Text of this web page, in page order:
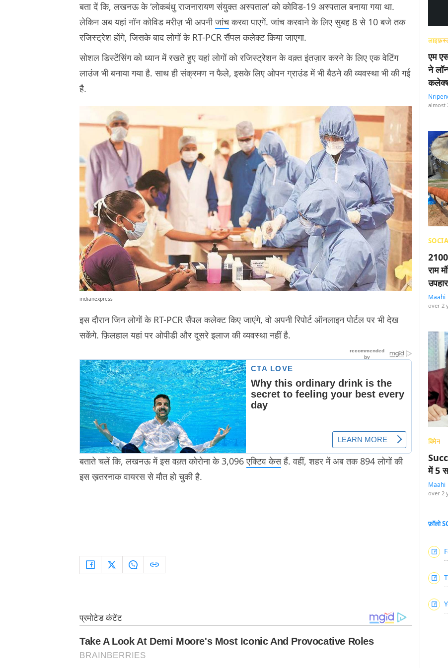
बता दें कि, लखनऊ के ‘लोकबंधु राजनारायण संयुक्त अस्पताल’ को कोविड-19 अस्पताल बनाया गया था.
लेकिन अब यहां नॉन कोविड मरीज़ भी अपनीजांचकरवा पाएगें. जांच करवाने के लिए सुबह 8 से 10 बजे तक
रजिस्ट्रेश होंगे, जिसके बाद लोगों के RT-PCR सैंपल कलेक्ट किया जाएगा.
सोशल डिस्टेंसिंग को ध्यान में रखते हुए यहां लोगों को रजिस्ट्रेशन के वक़्त इंतज़ार करने के लिए एक वेटिंग
लाउंज भी बनाया गया है. साथ ही संक्रमण न फैले, इसके लिए ओपन ग्राउंड में भी बैठने की व्यवस्था भी की गई
है.
indianexpress
इस दौरान जिन लोगों के RT-PCR सैंपल कलेक्ट किए जाएंगे, वो अपनी रिपोर्ट ऑनलाइन पोर्टल पर भी देख
सकेंगे. फ़िलहाल यहां पर ओपीडी और दूसरे इलाज की व्यवस्था नहीं है.
बताते चलें कि, लखनऊ में इस वक़्त कोरोना के 3,096एक्टिव केसहैं. वहीं, शहर में अब तक 894 लोगों की
इस ख़तरनाक वायरस से मौत हो चुकी है.
एम
ने
almost
राम
उपहार
Maahi
over 2
विमेन
में 5
Maahi
over 2
फ़ॉलो